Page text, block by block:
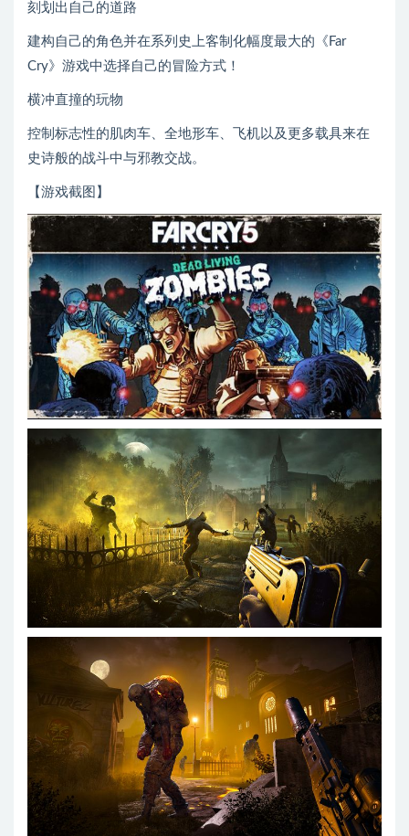
刻划出自己的道路
建构自己的角色并在系列史上客制化幅度最大的《Far
Cry》游戏中选择自己的冒险方式！
横冲直撞的玩物
控制标志性的肌肉车、全地形车、飞机以及更多载具来在
史诗般的战斗中与邪教交战。
【游戏截图】